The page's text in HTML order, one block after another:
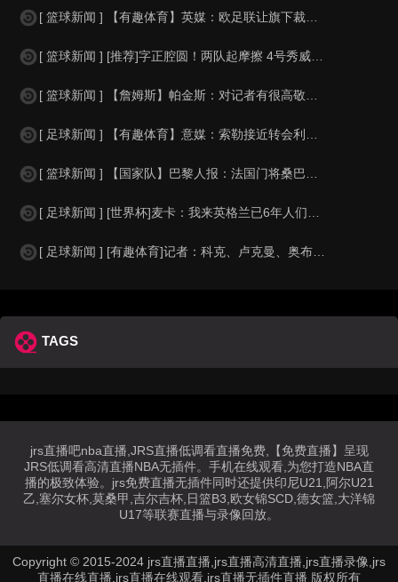
[ 篮球新闻 ] 【有趣体育】英媒：欧足联让旗下裁判避免像世界杯一样，用VAR
[ 篮球新闻 ] [推荐]字正腔圆！两队起摩擦 4号秀威尔逊大声嘲讽卡卢马:W
[ 篮球新闻 ] 【詹姆斯】帕金斯：对记者有很高敬意 Windhorst绝不是
[ 足球新闻 ] 【有趣体育】意媒：索勒接近转会利兹联，乌迪内斯有意米兰后卫F
[ 篮球新闻 ] 【国家队】巴黎人报：法国门将桑巴小腿受伤，提前结束了训练
[ 足球新闻 ] [世界杯]麦卡：我来英格兰已6年人们对我很好，但和英格兰的比
[ 足球新闻 ] [有趣体育]记者：科克、卢克曼、奥布拉克参加马竞训练，卡尔多
TAGS
jrs直播吧nba直播,JRS直播低调看直播免费,【免费直播】呈现
JRS低调看高清直播NBA无插件。手机在线观看,为您打造NBA直
播的极致体验。jrs免费直播无插件同时还提供印尼U21,阿尔U21
乙,塞尔女杯,莫桑甲,吉尔吉杯,日篮B3,欧女锦SCD,德女篮,大洋锦
U17等联赛直播与录像回放。
Copyright © 2015-2024 jrs直播直播,jrs直播高清直播,jrs直播录像,jrs
直播在线直播,jrs直播在线观看,jrs直播无插件直播 版权所有